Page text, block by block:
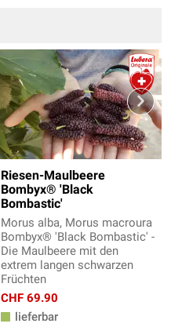
Riesen-Maulbeere
Bombyx® 'Black
Bombastic'
Morus alba, Morus macroura
Bombyx® 'Black Bombastic' -
Die Maulbeere mit den
extrem langen schwarzen
Früchten
CHF 69.90
lieferbar